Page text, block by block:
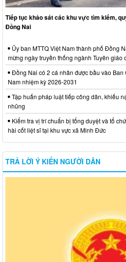
Tiếp tục khảo sát các khu vực tìm kiếm,
Đồng Nai
Ủy ban MTTQ Việt Nam thành phố Đồng
mừng ngày truyền thống ngành Tuyên giáo
Đồng Nai có 2 cá nhân được bầu vào
Nam nhiệm kỳ 2026-2031
Tập huấn pháp luật tiếp công dân, khiếu
nhũng
Kiểm tra vị trí chuẩn bị tổng duyệt và tổ
hài cốt liệt sĩ tại khu vực xã Minh Đức
TRẢ LỜI Ý KIẾN NGƯỜI DÂN